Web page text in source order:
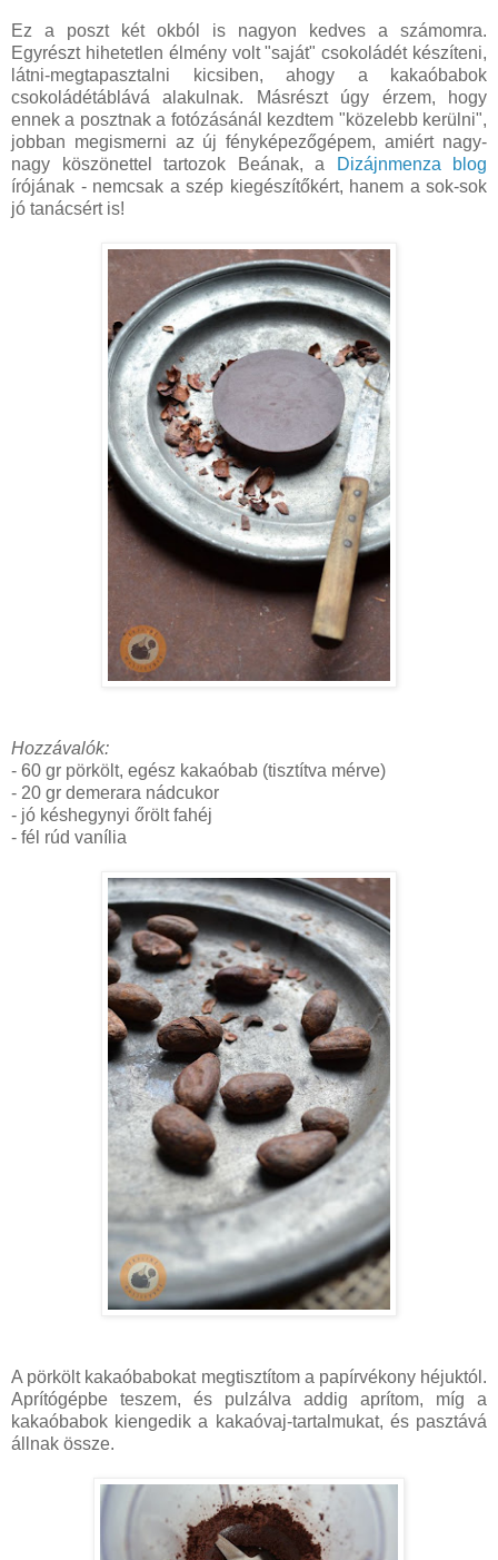
Ez a poszt két okból is nagyon kedves a számomra.
Egyrészt hihetetlen élmény volt "saját" csokoládét készíteni,
látni-megtapasztalni kicsiben, ahogy a kakaóbabok
csokoládétáblává alakulnak. Másrészt úgy érzem, hogy
ennek a posztnak a fotózásánál kezdtem "közelebb kerülni",
jobban megismerni az új fényképezőgépem, amiért nagy-
nagy köszönettel tartozok Beának, a
Dizájnmenza blog
írójának - nemcsak a szép kiegészítőkért, hanem a sok-sok
jó tanácsért is!
Hozzávalók:
- 60 gr pörkölt, egész kakaóbab (tisztítva mérve)
- 20 gr demerara nádcukor
- jó késhegynyi őrölt fahéj
- fél rúd vanília
A pörkölt kakaóbabokat megtisztítom a papírvékony héjuktól.
Aprítógépbe teszem, és pulzálva addig aprítom, míg a
kakaóbabok kiengedik a kakaóvaj-tartalmukat, és pasztává
állnak össze.